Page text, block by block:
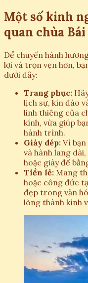
Một số kinh
quan chùa
Để chuyến hành
lợi và trọn vẹn hơn,
dưới đây:
Trang phục:
lịch sự, kín đáo
linh thiêng của
kính, vừa giúp
hành trình.
Giày dép: Vì bạn
và hành lang
hoặc giày đế
Tiền lẻ: Mang
hoặc công đức
đẹp trong văn
lòng thành kính